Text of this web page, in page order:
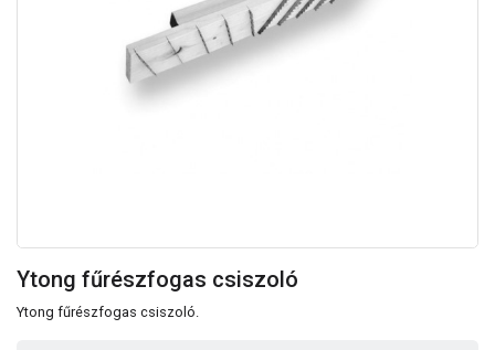
Ytong fűrészfogas csiszoló
Ytong fűrészfogas csiszoló.